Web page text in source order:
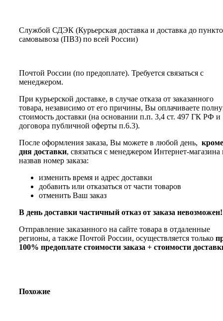
Службой СДЭК (Курьерская доставка и доставка до
самовывоза (ПВЗ) по всей России)
Почтой России (по предоплате). Требуется связаться с
менеджером.
При курьерской доставке, в случае отказа от заказанного
товара, независимо от его причины, Вы оплачиваете
стоимость доставки (на основании п.п. 3,4 ст. 497 ГК РФ и
договора публичной оферты п.6.3).
После оформления заказа, Вы можете в любой день, кроме
дня доставки, связаться с менеджером Интернет-магазина
назвав номер заказа:
изменить время и адрес доставки
добавить или отказаться от части товаров
отменить Ваш заказ
В день доставки частичный отказ от заказа невозможен!
Отправление заказанного на сайте товара в отдаленные
регионы, а также Почтой России, осуществляется только
100% предоплате стоимости заказа + стоимости
Похожие